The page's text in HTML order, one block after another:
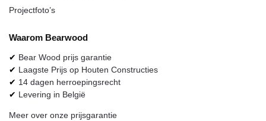
Projectfoto’s
Waarom Bearwood
✔ Bear Wood prijs garantie
✔ Laagste Prijs op Houten Constructies
✔ 14 dagen herroepingsrecht
✔ Levering in België
Meer over onze prijsgarantie